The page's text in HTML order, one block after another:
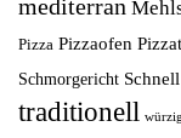
mediterran
Pizza Pizzaofen
Schmorgericht Schnell
traditionell würzig